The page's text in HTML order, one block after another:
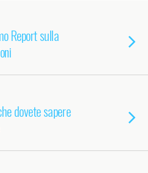
Report sulla
dovete sapere